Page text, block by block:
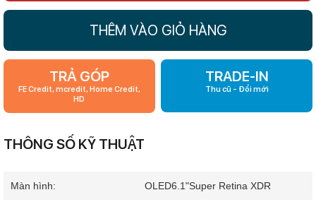
THÊM VÀO GIỎ HÀNG
TRẢ GÓP
FE Credit, mcredit, Home Credit,
HD
TRADE-IN
Thu cũ - Đổi mới
THÔNG SỐ KỸ THUẬT
Màn hình: OLED6.1"Super Retina XDR